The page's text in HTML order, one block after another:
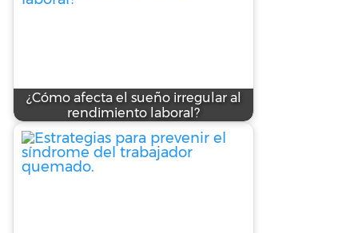
¿Cómo afecta el sueño irregular al
rendimiento laboral?